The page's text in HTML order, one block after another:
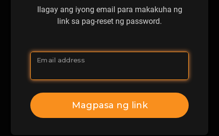
Ilagay ang iyong email para makakuha ng
link sa pag-reset ng password.
Email address
Magpasa ng link